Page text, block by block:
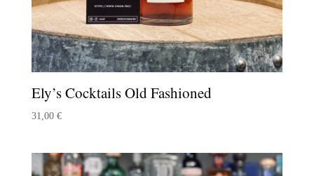
Ely’s Cocktails Old Fashioned
31,00 €